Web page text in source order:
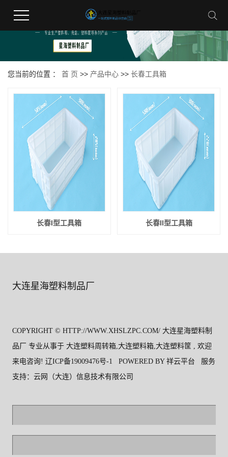
您当前的位置 ： 首 页 >> 产品中心 >> 长春工具箱
长春I型工具箱 长春II型工具箱
大连星海塑料制品厂
COPYRIGHT © HTTP://WWW.XHSLZPC.COM/ 大连星海塑料制
品厂 专业从事于 大连塑料周转箱, 大连塑料箱, 大连塑料筐, 欢迎
来电咨询! 辽ICP备19009476号-1 POWERED BY 祥云平台
服务
支持： 云网（大连）信息技术有限公司